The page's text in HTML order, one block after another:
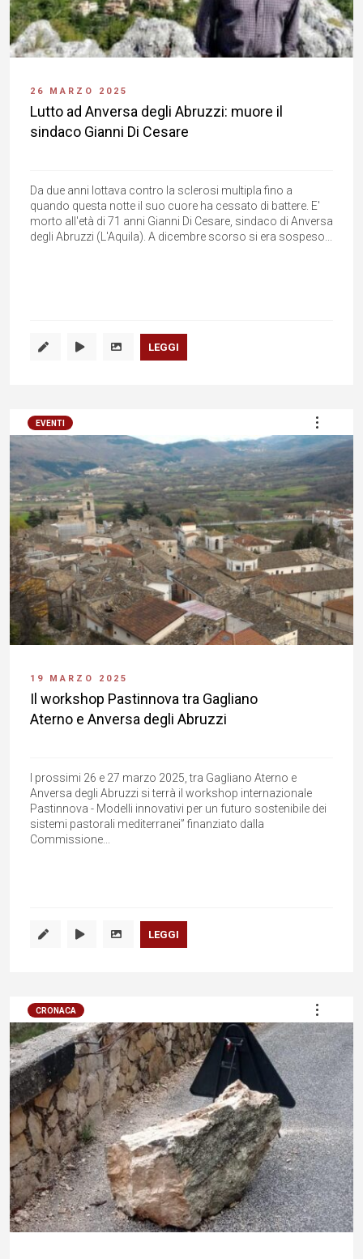
26 MARZO 2025
Lutto ad Anversa degli Abruzzi: muore il
sindaco Gianni Di Cesare
Da due anni lottava contro la sclerosi multipla fino a
quando questa notte il suo cuore ha cessato di battere. E'
morto all'età di 71 anni Gianni Di Cesare, sindaco di Anversa
degli Abruzzi (L'Aquila). A dicembre scorso si era sospeso...
LEGGI
EVENTI
19 MARZO 2025
Il workshop Pastinnova tra Gagliano
Aterno e Anversa degli Abruzzi
I prossimi 26 e 27 marzo 2025, tra Gagliano Aterno e
Anversa degli Abruzzi si terrà il workshop internazionale
Pastinnova - Modelli innovativi per un futuro sostenibile dei
sistemi pastorali mediterranei” finanziato dalla
Commissione...
LEGGI
CRONACA